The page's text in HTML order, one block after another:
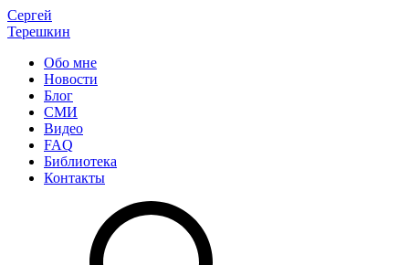
Сергей
Терешкин
Обо мне
Новости
Блог
СМИ
Видео
FAQ
Библиотека
Контакты